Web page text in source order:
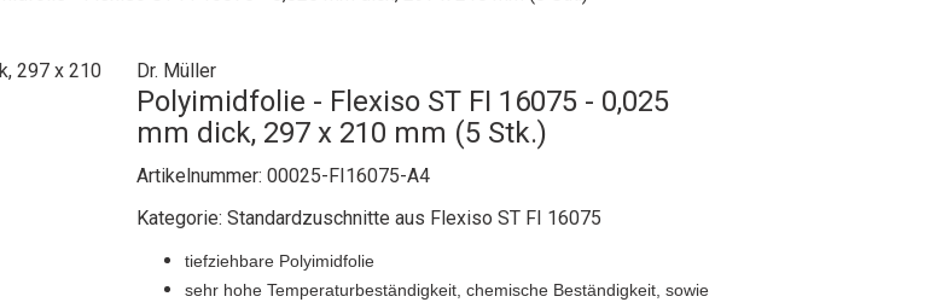
Dr. Müller
Polyimidfolie - Flexiso ST FI 16075 - 0,025
mm dick, 297 x 210 mm (5 Stk.)
Artikelnummer: 00025-FI16075-A4
Kategorie: Standardzuschnitte aus Flexiso ST FI 16075
tiefziehbare Polyimidfolie
sehr hohe Temperaturbeständigkeit, chemische Beständigkeit, sowie